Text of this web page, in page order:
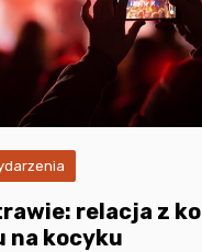
relacja z
na kocyku